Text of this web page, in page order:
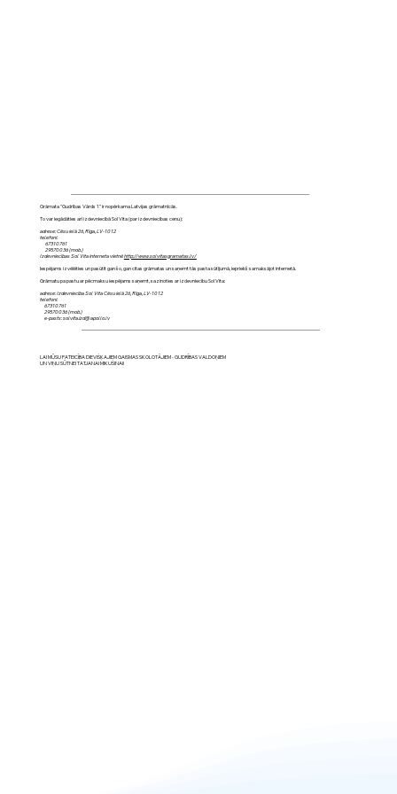
Grāmata "Gudrības Vārds 1" ir nopērkama Latvijas grāmatnīcās.
To var iegādāties arī izdevniecībā Sol Vita (par izdevniecības cenu):
adrese: Cēsu ielā 26, Rīga, LV-1012
telefoni:
67310761
29570036 (mob.)
Izdevniecības Sol Vita interneta vietnēhttp://www.solvitasgramatas.lv/
Iespējams izvēlēties un pasūtīt gan šo, gan citas grāmatas un saņemt tās pasta sūtījumā, iepriekš samaksājot internetā.
Grāmatu pa pastu ar pēcmaksu iespējams saņemt, sazinoties ar izdevniecību Sol Vita:
adrese: Izdevniecība Sol Vita Cēsu ielā 26, Rīga, LV-1012
telefoni:
67310761
29570036 (mob.)
e-pasts: solvita.izd@apollo.lv
LAI MŪSU PATEICĪBA DIEVIŠĶAJIEM GAISMAS SKOLOTĀJIEM - GUDRĪBAS VALDOŅIEM
UN VIŅU SŪTNEI TATJANAI MIKUŠINAI!